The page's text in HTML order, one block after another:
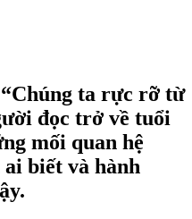
ta rực rỡ từ
đọc trở về tuổi
mối quan hệ
biết và hành